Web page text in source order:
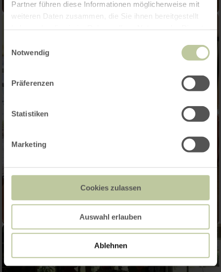
Partner führen diese Informationen möglicherweise mit
weiteren Daten zusammen, die Sie ihnen bereitgestellt
Notwendig
Präferenzen
Statistiken
Marketing
Cookies zulassen
Auswahl erlauben
Ablehnen